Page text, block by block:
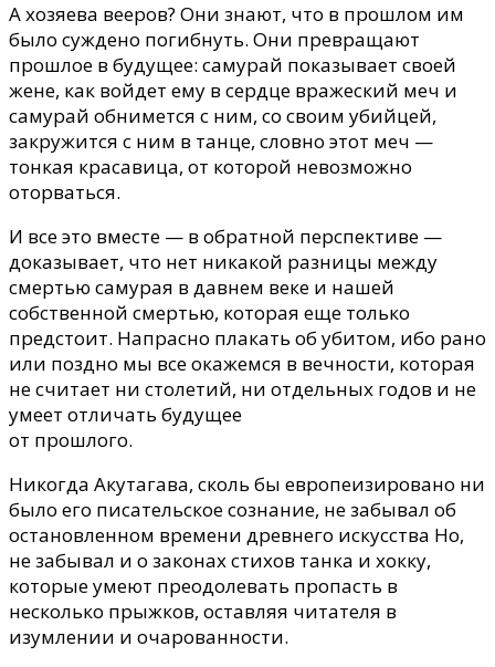
А хозяева вееров? Они знают, что в прошлом им
было суждено погибнуть. Они превращают
прошлое в будущее: самурай показывает своей
жене, как войдет ему в сердце вражеский меч и
самурай обнимется с ним, со своим убийцей,
закружится с ним в танце, словно этот меч —
тонкая красавица, от которой невозможно
оторваться.
И все это вместе — в обратной перспективе —
доказывает, что нет никакой разницы между
смертью самурая в давнем веке и нашей
собственной смертью, которая еще только
предстоит. Напрасно плакать об убитом, ибо рано
или поздно мы все окажемся в вечности, которая
не считает ни столетий, ни отдельных годов и не
умеет отличать будущее
от прошлого.
Никогда Акутагава, сколь бы европеизировано ни
было его писательское сознание, не забывал об
остановленном времени древнего искусства Но,
не забывал и о законах стихов танка и хокку,
которые умеют преодолевать пропасть в
несколько прыжков, оставляя читателя в
изумлении и очарованности.